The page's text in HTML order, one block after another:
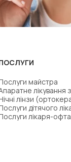
майстра
лікування
лінзи
дітячого
лікаря-